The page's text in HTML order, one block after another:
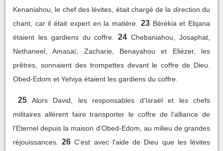
Kenaniahou, le chef des lévites, était chargé de la direction du
chant, car il était expert en la matière.
23 Bérékia et Elqana
étaient les gardiens du coffre.
24 Chebaniahou, Josaphat,
Nethaneel, Amasaï, Zacharie, Benayahou et Eliézer, les
prêtres, sonnaient des trompettes devant le coffre de Dieu.
Obed-Edom et Yehiya étaient les gardiens du coffre.
25
Alors David, les responsables d'Israël et les chefs
militaires allèrent faire transporter le coffre de l'alliance de
l'Eternel depuis la maison d'Obed-Edom, au milieu de grandes
réjouissances.
26 C'est avec l'aide de Dieu que les lévites